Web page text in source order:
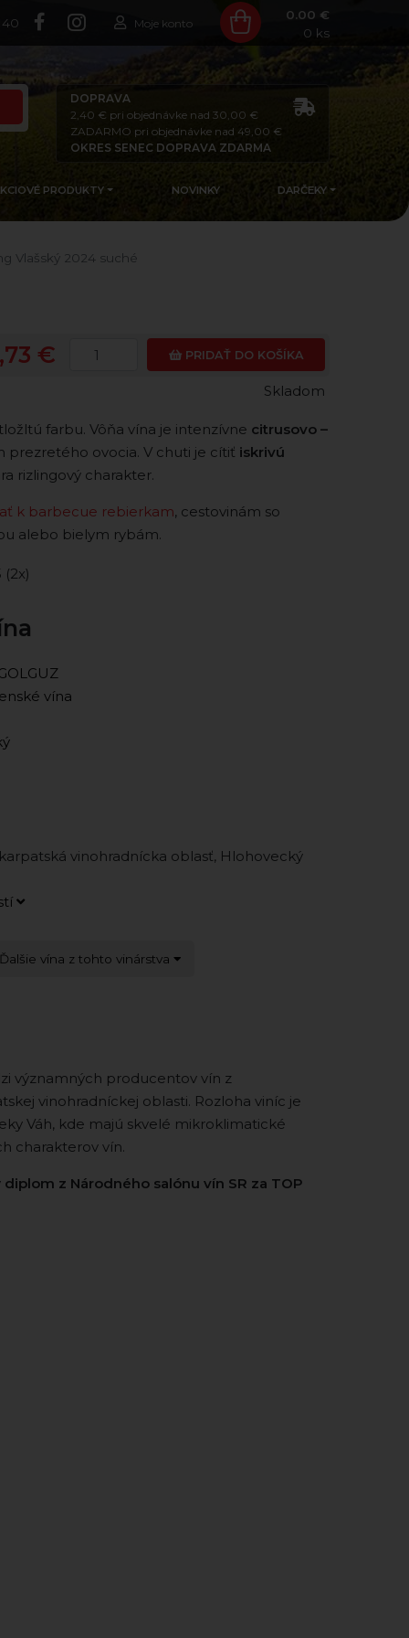
Moje konto
0.00 €
0 ks
DOPRAVA
2,40 € pri objednávke nad 30,00 €
ZADARMO pri objednávke nad 49,00 €
OKRES SENEC DOPRAVA ZDARMA
PRODUKTY NOVINKY DARČEKY
Vlašský 2024 suché
€ PRIDAŤ DO KOŠÍKA
Skladom
farbu. Vôňa vína je intenzívne citrusovo –
prezretého ovocia. V chuti je cítiť iskrivú
rizlingový charakter.
k barbecue rebierkam, cestovinám so
alebo bielym rybám.
(2x)
vína
vinohradnícka oblasť, Hlohovecký
Ďalšie vína z tohto vinárstva
významných producentov vín z
vinohradníckej oblasti. Rozloha viníc je
Váh, kde majú skvelé mikroklimatické
charakterov vín.
diplom z Národného salónu vín SR za TOP